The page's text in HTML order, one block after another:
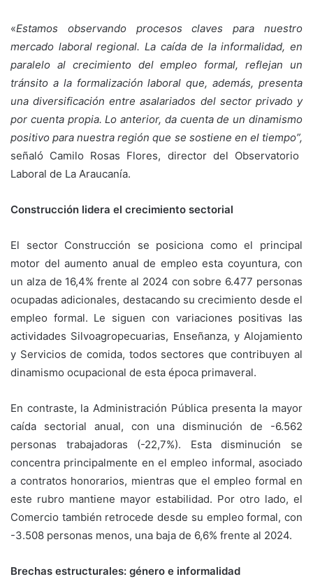
«Estamos observando procesos claves para nuestro
mercado laboral regional. La caída de la informalidad, en
paralelo al crecimiento del empleo formal, reflejan un
tránsito a la formalización laboral que, además, presenta
una diversificación entre asalariados del sector privado y
por cuenta propia. Lo anterior, da cuenta de un dinamismo
positivo para nuestra región que se sostiene en el tiempo”,
señaló Camilo Rosas Flores, director del Observatorio
Laboral de La Araucanía.
Construcción lidera el crecimiento sectorial
El sector Construcción se posiciona como el principal
motor del aumento anual de empleo esta coyuntura, con
un alza de 16,4% frente al 2024 con sobre 6.477 personas
ocupadas adicionales, destacando su crecimiento desde el
empleo formal. Le siguen con variaciones positivas las
actividades Silvoagropecuarias, Enseñanza, y Alojamiento
y Servicios de comida, todos sectores que contribuyen al
dinamismo ocupacional de esta época primaveral.
En contraste, la Administración Pública presenta la mayor
caída sectorial anual, con una disminución de -6.562
personas trabajadoras (-22,7%). Esta disminución se
concentra principalmente en el empleo informal, asociado
a contratos honorarios, mientras que el empleo formal en
este rubro mantiene mayor estabilidad. Por otro lado, el
Comercio también retrocede desde su empleo formal, con
-3.508 personas menos, una baja de 6,6% frente al 2024.
Brechas estructurales: género e informalidad